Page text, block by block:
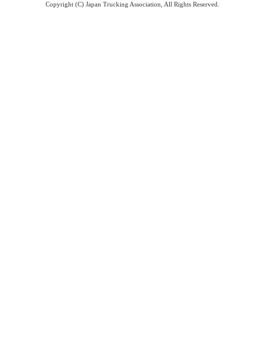
Copyright (C) Japan Trucking Association, All Rights Reserved.